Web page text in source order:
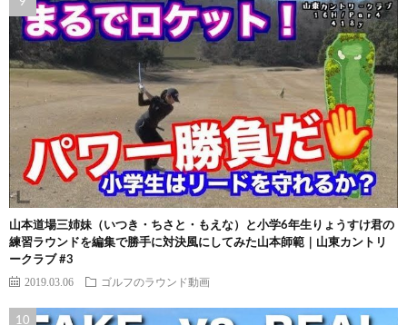
山本道場三姉妹（いつき・ちさと・もえな）と小学6年生りょうすけ君の
練習ラウンドを編集で勝手に対決風にしてみた山本師範｜山東カントリ
ークラブ #3
2019.03.06 ゴルフのラウンド動画